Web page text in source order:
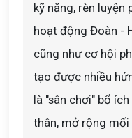
kỹ năng, rèn
hoạt động Đoàn -
cũng như cơ hội
tạo được nhiều
là "sân chơi" bổ
thân, mở rộng